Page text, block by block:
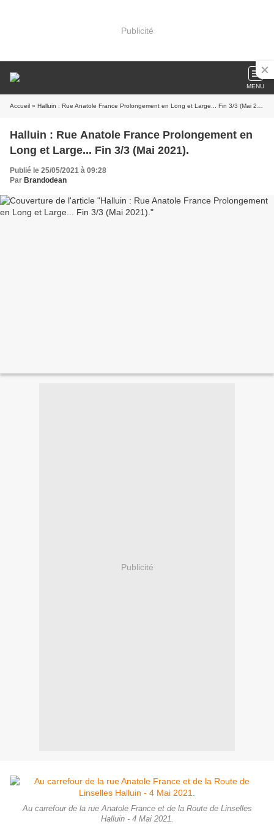
Publicité
MENU
Accueil » Halluin : Rue Anatole France Prolongement en Long et Large... Fin 3/3 (Mai 2021).
Halluin : Rue Anatole France Prolongement en
Long et Large... Fin 3/3 (Mai 2021).
Publié le 25/05/2021 à 09:28
Par Brandodean
Publicité
Au carrefour de la rue Anatole France et de la Route de Linselles
Halluin - 4 Mai 2021.